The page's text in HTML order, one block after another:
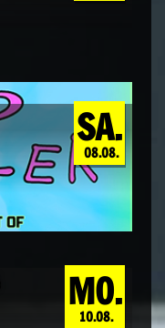
SA.
08.08.
MO.
10.08.